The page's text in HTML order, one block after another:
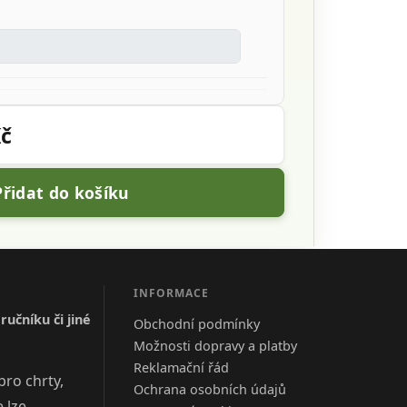
do košíku
či jiné
chrty,
INFORMACE
Obchodní podmínky
Možnosti dopravy a platby
Reklamační řád
Ochrana osobních údajů